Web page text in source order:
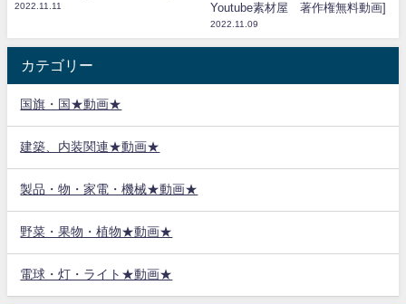
2022.11.11
Youtube素材屋 著作権無料動画]
2022.11.09
カテゴリー
国旗・国★動画★
建築、内装関連★動画★
製品・物・家電・機械★動画★
野菜・果物・植物★動画★
電球・灯・ライト★動画★